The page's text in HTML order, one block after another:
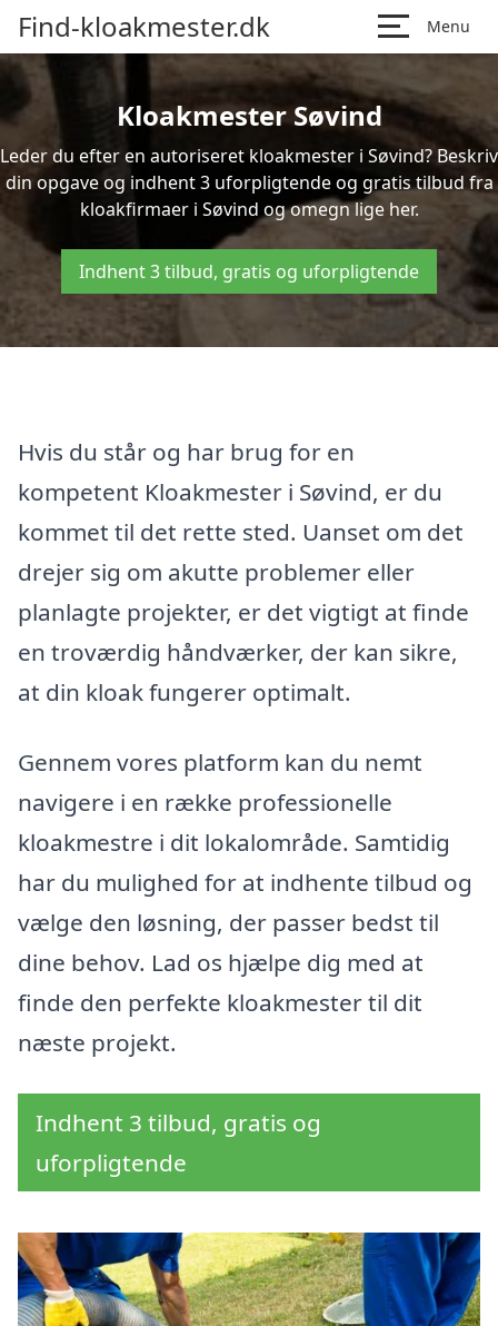
Find-kloakmester.dk Menu
Kloakmester Søvind
Leder du efter en autoriseret kloakmester i Søvind? Beskriv
din opgave og indhent 3 uforpligtende og gratis tilbud fra
kloakfirmaer i Søvind og omegn lige her.
Indhent 3 tilbud, gratis og uforpligtende
Hvis du står og har brug for en
kompetent Kloakmester i Søvind, er du
kommet til det rette sted. Uanset om det
drejer sig om akutte problemer eller
planlagte projekter, er det vigtigt at finde
en troværdig håndværker, der kan sikre,
at din kloak fungerer optimalt.
Gennem vores platform kan du nemt
navigere i en række professionelle
kloakmestre i dit lokalområde. Samtidig
har du mulighed for at indhente tilbud og
vælge den løsning, der passer bedst til
dine behov. Lad os hjælpe dig med at
finde den perfekte kloakmester til dit
næste projekt.
Indhent 3 tilbud, gratis og
uforpligtende